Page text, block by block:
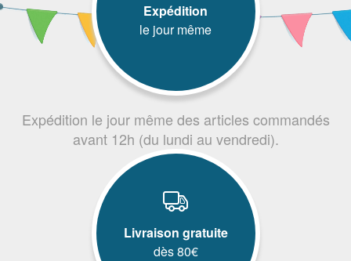
Expédition
le jour même
Expédition le jour même des articles commandés
avant 12h (du lundi au vendredi).
Livraison gratuite
dès 80€